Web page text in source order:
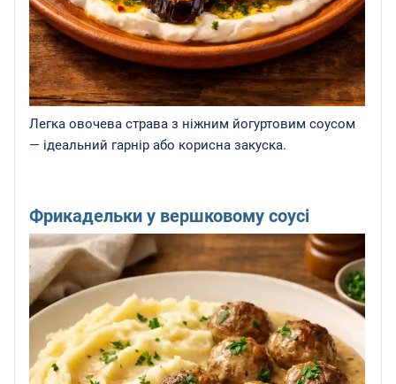
Легка овочева страва з ніжним йогуртовим соусом
— ідеальний гарнір або корисна закуска.
Фрикадельки у вершковому соусі